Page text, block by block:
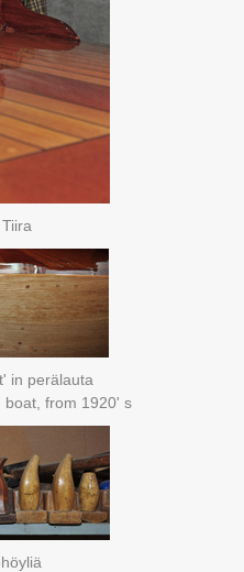
in perälauta
boat, from 1920' s